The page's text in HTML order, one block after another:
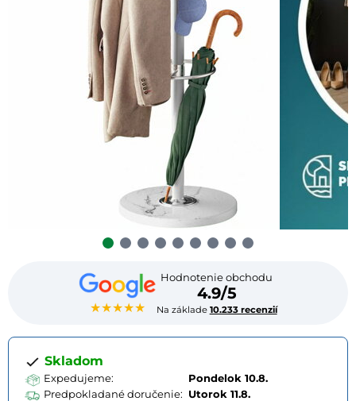
★★★★★
Hodnotenie obchodu
4.9/5
Na základe 10.233 recenzií
Skladom
Expedujeme:
Pondelok 10.8.
Predpokladané doručenie: Utorok 11.8.